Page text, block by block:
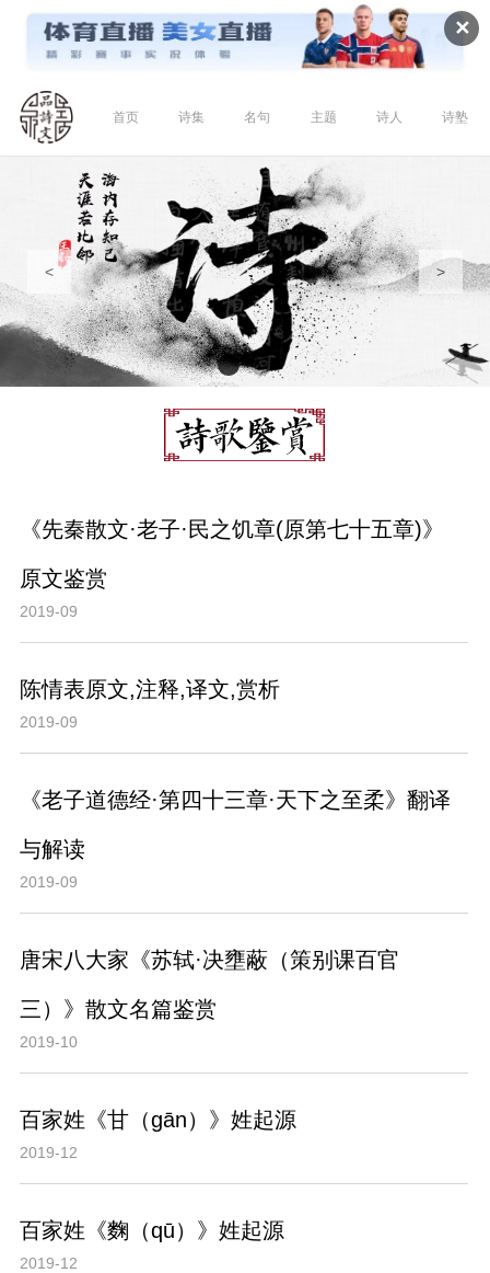
✕
首页 诗集 名句 主题 诗人 诗塾
< >
《先秦散文·老子·民之饥章(原第七十五章)》
原文鉴赏
2019-09
陈情表原文,注释,译文,赏析
2019-09
《老子道德经·第四十三章·天下之至柔》翻译
与解读
2019-09
唐宋八大家《苏轼·决壅蔽（策别课百官
三）》散文名篇鉴赏
2019-10
百家姓《甘（gān）》姓起源
2019-12
百家姓《麴（qū）》姓起源
2019-12